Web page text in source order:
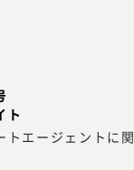
ト
トエージェントに